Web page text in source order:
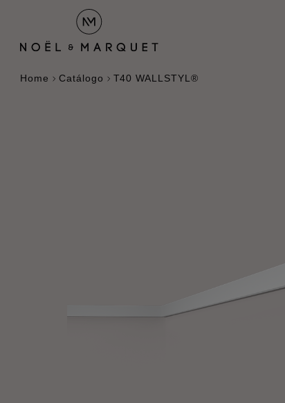
Home Catálogo T40 WALLSTYL®